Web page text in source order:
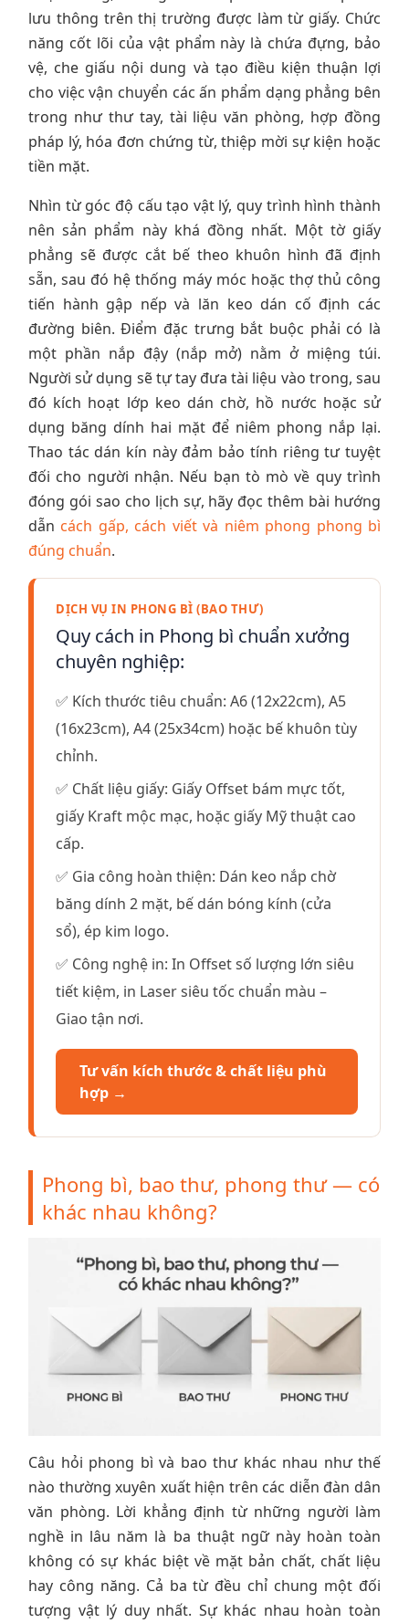
lưu thông trên thị trường được làm từ giấy. Chức
năng cốt lõi của vật phẩm này là chứa đựng, bảo
vệ, che giấu nội dung và tạo điều kiện thuận lợi
cho việc vận chuyển các ấn phẩm dạng phẳng bên
trong như thư tay, tài liệu văn phòng, hợp đồng
pháp lý, hóa đơn chứng từ, thiệp mời sự kiện hoặc
tiền mặt.
Nhìn từ góc độ cấu tạo vật lý, quy trình hình thành
nên sản phẩm này khá đồng nhất. Một tờ giấy
phẳng sẽ được cắt bế theo khuôn hình đã định
sẵn, sau đó hệ thống máy móc hoặc thợ thủ công
tiến hành gập nếp và lăn keo dán cố định các
đường biên. Điểm đặc trưng bắt buộc phải có là
một phần nắp đậy (nắp mở) nằm ở miệng túi.
Người sử dụng sẽ tự tay đưa tài liệu vào trong, sau
đó kích hoạt lớp keo dán chờ, hồ nước hoặc sử
dụng băng dính hai mặt để niêm phong nắp lại.
Thao tác dán kín này đảm bảo tính riêng tư tuyệt
đối cho người nhận. Nếu bạn tò mò về quy trình
đóng gói sao cho lịch sự, hãy đọc thêm bài hướng
dẫn cách gấp, cách viết và niêm phong phong bì
đúng chuẩn.
DỊCH VỤ IN PHONG BÌ (BAO THƯ)
Quy cách in Phong bì chuẩn xưởng
chuyên nghiệp:
✅ Kích thước tiêu chuẩn: A6 (12x22cm), A5
(16x23cm), A4 (25x34cm) hoặc bế khuôn tùy
chỉnh.
✅ Chất liệu giấy: Giấy Offset bám mực tốt,
giấy Kraft mộc mạc, hoặc giấy Mỹ thuật cao
cấp.
✅ Gia công hoàn thiện: Dán keo nắp chờ
băng dính 2 mặt, bế dán bóng kính (cửa
sổ), ép kim logo.
✅ Công nghệ in: In Offset số lượng lớn siêu
tiết kiệm, in Laser siêu tốc chuẩn màu –
Giao tận nơi.
Tư vấn kích thước & chất liệu phù
hợp →
Phong bì, bao thư, phong thư — có
khác nhau không?
Câu hỏi phong bì và bao thư khác nhau như thế
nào thường xuyên xuất hiện trên các diễn đàn dân
văn phòng. Lời khẳng định từ những người làm
nghề in lâu năm là ba thuật ngữ này hoàn toàn
không có sự khác biệt về mặt bản chất, chất liệu
hay công năng. Cả ba từ đều chỉ chung một đối
tượng vật lý duy nhất. Sự khác nhau hoàn toàn